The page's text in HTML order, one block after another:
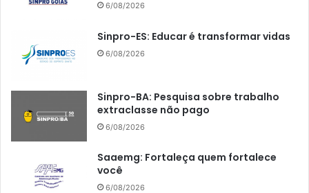
6/08/2026
Sinpro-ES: Educar é transformar vidas
6/08/2026
Sinpro-BA: Pesquisa sobre trabalho
extraclasse não pago
6/08/2026
Saaemg: Fortaleça quem fortalece
você
6/08/2026